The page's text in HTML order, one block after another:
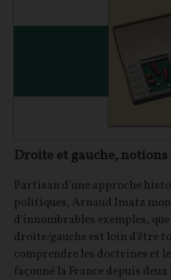
Droite et gauche,
Partisan d’une approche
politiques, Arnaud Imatz
d'innombrables exemples,
droite/gauche est loin d'être
comprendre les doctrines et
façonné la France depuis deux